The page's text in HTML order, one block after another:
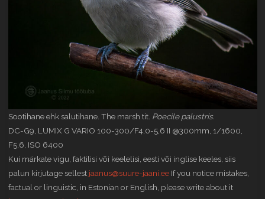
Sootihane ehk salutihane. The marsh tit. Poecile palustris.
DC-G9, LUMIX G VARIO 100-300/F4,0-5,6 II @300mm, 1/1600,
F5,6, ISO 6400
Kui märkate vigu, faktilisi või keelelisi, eesti või inglise keeles, siis
palun kirjutage sellest jaanus@suure-jaani.eeIf you notice mistakes,
factual or linguistic, in Estonian or English, please write about it